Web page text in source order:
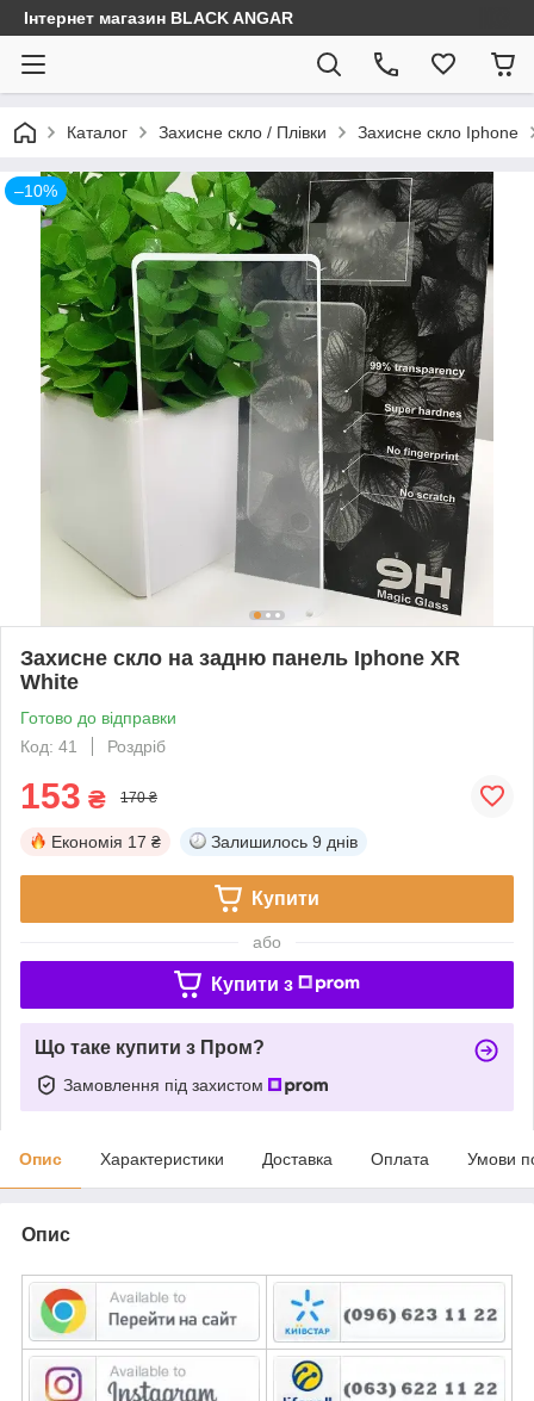
Інтернет магазин BLACK ANGAR
Каталог Захисне скло / Плівки Захисне скло Iphone
–10%
Захисне скло на задню панель Iphone XR
White
Готово до відправки
Код: 41
Роздріб
153 ₴ 170 ₴
Економія 17 ₴ Залишилось 9 днів
Купити
або
Купити з
Що таке купити з Пром?
Замовлення під захистом
Опис Характеристики Доставка Оплата Умови
Опис